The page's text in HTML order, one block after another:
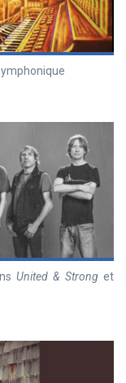
United & Stronget